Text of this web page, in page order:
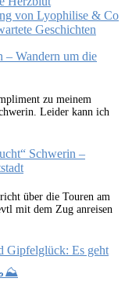
von Lyophilise & Co
Geschichten
– Wandern um die
zu meinem
Leider kann ich
Schwerin –
über die Touren am
mit dem Zug anreisen
Gipfelglück: Es geht